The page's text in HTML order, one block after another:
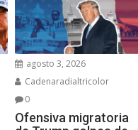
agosto 3, 2026
Cadenaradialtricolor
0
Ofensiva migratoria